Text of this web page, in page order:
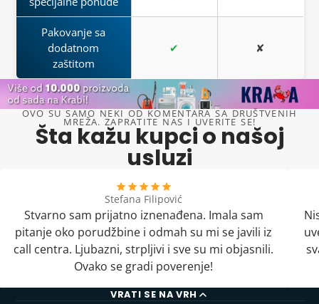
Pakovanje sa
dodatnom
zaštitom
✔ ✘
OVO SU SAMO NEKI OD KOMENTARA SA DRUŠTVENIH
MREŽA. ZAPRATITE NAS I UVERITE SE!
Šta kažu kupci o našoj
usluzi
Stefana Filipović
Stvarno sam prijatno iznenađena. Imala sam
pitanje oko porudžbine i odmah su mi se javili iz
call centra. Ljubazni, strpljivi i sve su mi objasnili.
Ovako se gradi poverenje!
VRATI SE NA VRH